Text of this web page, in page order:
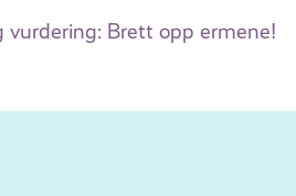
vurdering: Brett opp ermene!